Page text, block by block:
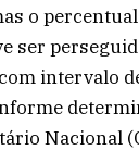
o
ser
intervalo
Nacional